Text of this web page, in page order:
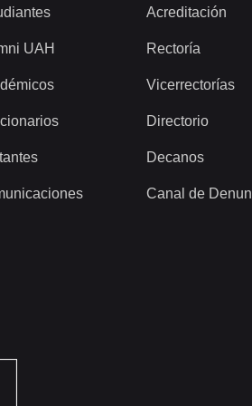
UAH
Acreditación
Rectoría
Vicerrectorías
Directorio
Decanos
Canal de